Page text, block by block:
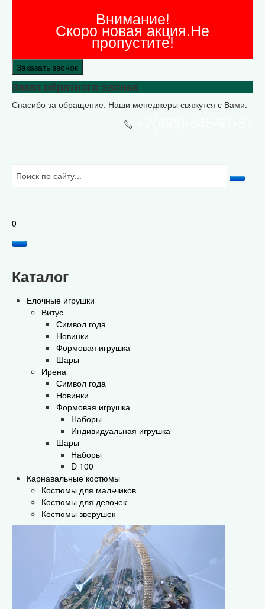
Внимание!
Скоро новая акция.Не
пропустите!
Заказать звонок
Заказ обратного звонка
Спасибо за обращение. Наши менеджеры свяжутся с Вами.
0
Каталог
Елочные игрушки
Витус
Символ года
Новинки
Формовая игрушка
Шары
Ирена
Символ года
Новинки
Формовая игрушка
Наборы
Индивидуальная игрушка
Шары
Наборы
D 100
Карнавальные костюмы
Костюмы для мальчиков
Костюмы для девочек
Костюмы зверушек